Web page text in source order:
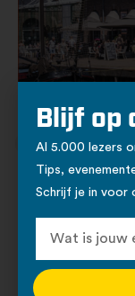
Column Wonen
Column in
Stadsdichter
moet ervan houden.
Blijf op
Al 5.000 lezers
Tips,
Schrijf je in voor